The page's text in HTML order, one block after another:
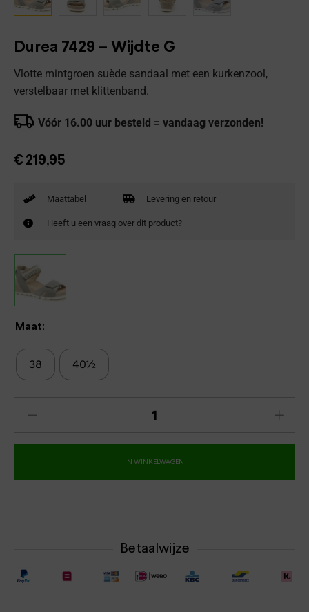
Durea 7429 – Wijdte G
Vlotte mintgroen suède sandaal met een kurkenzool,
verstelbaar met klittenband.
Vóór 16.00 uur besteld = vandaag verzonden!
€ 219,95
Maattabel Levering en retour
Heeft u een vraag over dit product?
Maat:
38 40½
IN WINKELWAGEN
Betaalwijze